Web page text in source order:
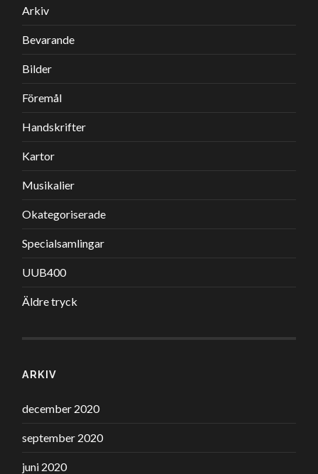
Arkiv
Bevarande
Bilder
Föremål
Handskrifter
Kartor
Musikalier
Okategoriserade
Specialsamlingar
UUB400
Äldre tryck
ARKIV
december 2020
september 2020
juni 2020